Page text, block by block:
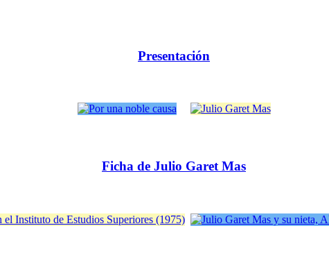
Presentación
Ficha de Julio Garet Mas